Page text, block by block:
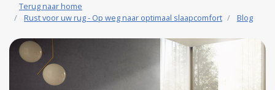
Terug naar home
Rust voor uw rug - Op weg naar optimaal slaapcomfort
Blog